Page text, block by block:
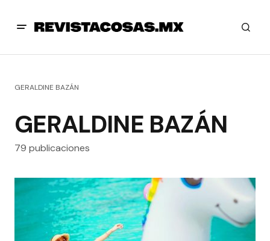
GERALDINE BAZÁN
GERALDINE BAZÁN
79 publicaciones